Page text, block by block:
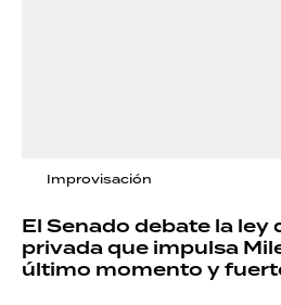
Improvisación
El Senado debate la ley
privada que impulsa
último momento y